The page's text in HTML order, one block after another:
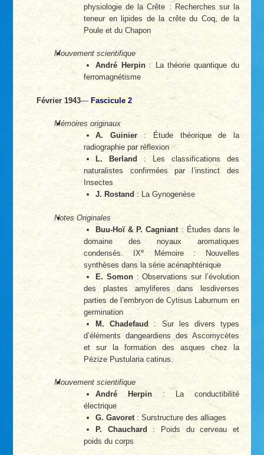
physiologie de la Crête : Recherches sur la
teneur en lipides de la crête du Coq, de la
Poule et du Chapon
Mouvement scientifique
André Herpin: La théorie quantique du
ferromagnétisme
Février 1943— Fascicule 2
Mémoires originaux
A. Guinier: Étude théorique de la
radiographie par réflexion
L. Berland : Les classifications des
naturalistes confirmées par l’instinct des
Insectes
J. Rostand: La Gynogenèse
Notes Originales
Buu-Hoï & P. Cagniant: Études dans le
domaine des noyaux aromatiques
condensés. IXe
Mémoire : Nouvelles
synthèses dans la série acénaphténique
E. Somon: Observations sur l’évolution
des plastes amyliferes dans lesdiverses
parties de l’embryon de Cytisus Laburnum en
germination
M. Chadefaud : Sur les divers types
d’éléments dangeardiens des Ascomycètes
et sur la formation des asques chez la
Pézize Pustularia catinus.
Mouvement scientifique
André Herpin: La conductibilité
électrique
G. Gavoret: Surstructure des alliages
P. Chauchard : Poids du cerveau et
poids du corps